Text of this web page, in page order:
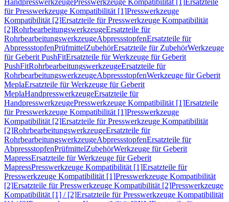
HandpresswerkzeugePresswerkzeuge Kompatibilität [1]Ersatzteile
für Presswerkzeuge Kompatibilität [1]Presswerkzeuge
Kompatibilität [2]Ersatzteile für Presswerkzeuge Kompatibilität
[2]RohrbearbeitungswerkzeugeErsatzteile für
RohrbearbeitungswerkzeugeAbpressstopfenErsatzteile für
AbpressstopfenPrüfmittelZubehörErsatzteile für ZubehörWerkzeuge
für Geberit PushFitErsatzteile für Werkzeuge für Geberit
PushFitRohrbearbeitungswerkzeugeErsatzteile für
RohrbearbeitungswerkzeugeAbpressstopfenWerkzeuge für Geberit
MeplaErsatzteile für Werkzeuge für Geberit
MeplaHandpresswerkzeugeErsatzteile für
HandpresswerkzeugePresswerkzeuge Kompatibilität [1]Ersatzteile
für Presswerkzeuge Kompatibilität [1]Presswerkzeuge
Kompatibilität [2]Ersatzteile für Presswerkzeuge Kompatibilität
[2]RohrbearbeitungswerkzeugeErsatzteile für
RohrbearbeitungswerkzeugeAbpressstopfenErsatzteile für
AbpressstopfenPrüfmittelZubehörWerkzeuge für Geberit
MapressErsatzteile für Werkzeuge für Geberit
MapressPresswerkzeuge Kompatibilität [1]Ersatzteile für
Presswerkzeuge Kompatibilität [1]Presswerkzeuge Kompatibilität
[2]Ersatzteile für Presswerkzeuge Kompatibilität [2]Presswerkzeuge
Kompatibilität [1] / [2]Ersatzteile für Presswerkzeuge Kompatibilität